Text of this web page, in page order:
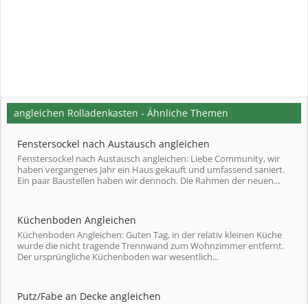
angleichen Rolladenkasten - Ähnliche Themen
Fenstersockel nach Austausch angleichen
Fenstersockel nach Austausch angleichen: Liebe Community, wir
haben vergangenes Jahr ein Haus gekauft und umfassend saniert.
Ein paar Baustellen haben wir dennoch. Die Rahmen der neuen...
Küchenboden Angleichen
Küchenboden Angleichen: Guten Tag, in der relativ kleinen Küche
wurde die nicht tragende Trennwand zum Wohnzimmer entfernt.
Der ursprüngliche Küchenboden war wesentlich...
Putz/Fabe an Decke angleichen